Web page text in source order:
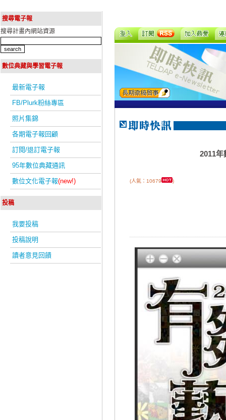
搜尋電子報
搜尋計畫內網站資源
數位典藏與學習電子報
最新電子報
FB/Plurk粉絲專區
照片集錦
各期電子報回顧
訂閱/退訂電子報
95年數位典藏通訊
數位文化電子報(new!)
投稿
我要投稿
投稿說明
讀者意見回饋
2011年
(人氣：10679 )